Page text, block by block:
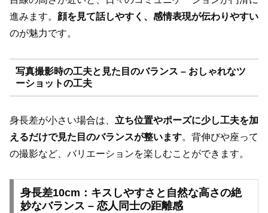
進みます。 顔を見て話しやすく、感情表現が伝わりやすい
のが魅力です。
写真撮影時の工夫と見た目のバランス – おしゃれなツ
ーショットの工夫
身長差が小さい場合は、 立ち位置やポーズに少し工夫を加
えるだけで見た目のバランスが整います。背伸びや座って
の撮影など、バリエーションを楽しむことができます。
身長差10cm：キスしやすさと自然な高さの絶
妙なバランス – 恋人同士の距離感